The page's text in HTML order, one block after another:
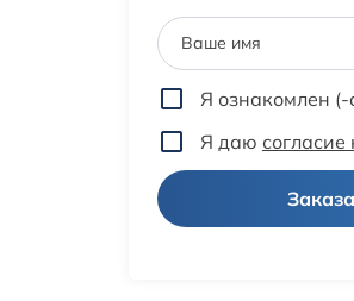
Ваше имя
Я ознакомлен (-
Я даю